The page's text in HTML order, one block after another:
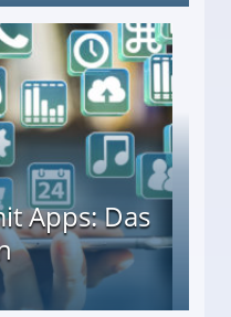
Apps: Das